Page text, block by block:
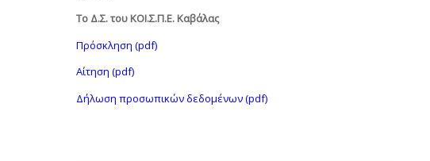
Το Δ.Σ. του ΚΟΙ.Σ.Π.Ε. Καβάλας
Πρόσκληση (pdf)
Αίτηση (pdf)
Δήλωση προσωπικών δεδομένων (pdf)